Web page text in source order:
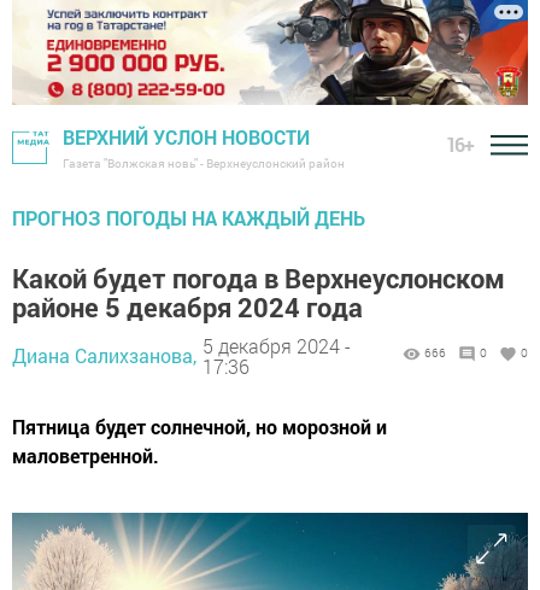
ВЕРХНИЙ УСЛОН НОВОСТИ
Газета "Волжская новь" - Верхнеуслонский район
16+
ПРОГНОЗ ПОГОДЫ НА КАЖДЫЙ ДЕНЬ
Какой будет погода в Верхнеуслонском
районе 5 декабря 2024 года
Диана Салихзанова, 5 декабря 2024 -
17:36
666 0 0
Пятница будет солнечной, но морозной и
маловетренной.